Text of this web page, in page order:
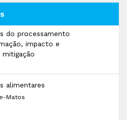
do processamento
impacto e
mitigação
alimentares
Matos